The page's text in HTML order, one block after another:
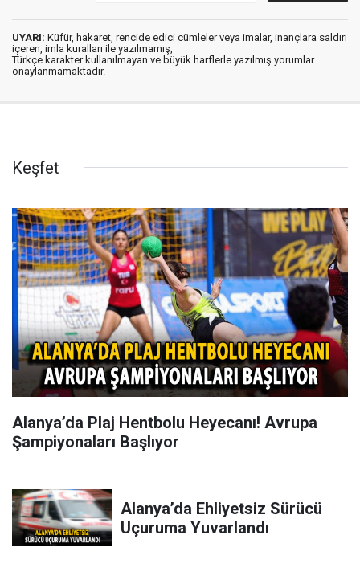
UYARI: Küfür, hakaret, rencide edici cümleler veya imalar, inançlara saldırı
içeren, imla kuralları ile yazılmamış,
Türkçe karakter kullanılmayan ve büyük harflerle yazılmış yorumlar
onaylanmamaktadır.
Keşfet
Alanya’da Plaj Hentbolu Heyecanı! Avrupa
Şampiyonaları Başlıyor
Alanya’da Ehliyetsiz Sürücü
Uçuruma Yuvarlandı